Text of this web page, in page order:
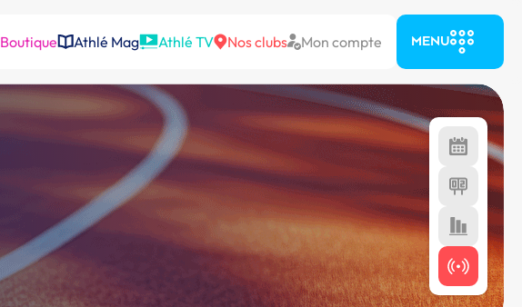
Boutique Athlé Mag Athlé TV Nos clubs Mon compte MENU